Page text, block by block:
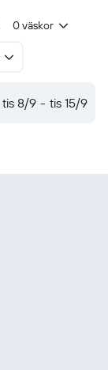
0 väskor
tis 8/9 - tis 15/9